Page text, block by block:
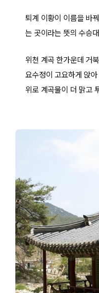
퇴계 이황이 이름을 바
는 곳이라는 뜻의 수승
위천 계곡 한가운데 거
요수정이 고요하게 앉
위로 계곡물이 더 맑고